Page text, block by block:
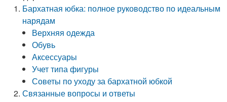
Бархатная юбка: полное руководство по идеальным
нарядам
Верхняя одежда
Обувь
Аксессуары
Учет типа фигуры
Советы по уходу за бархатной юбкой
Связанные вопросы и ответы